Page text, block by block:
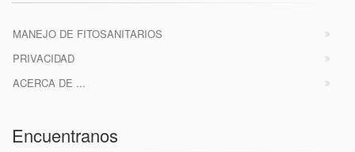
MANEJO DE FITOSANITARIOS
PRIVACIDAD
ACERCA DE ...
Encuentranos